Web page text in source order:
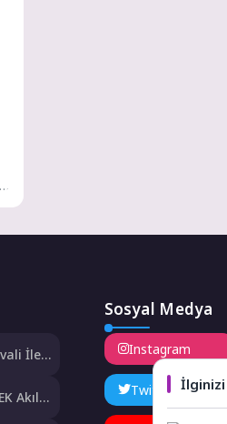
İle
Akıl
Sosyal Medya
Instagram
Twitter İlginizi